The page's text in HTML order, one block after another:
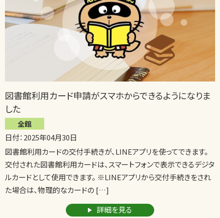
図書館利用カード申請がスマホからできるようになりま
した
全館
日付：2025年04月30日
図書館利用カードの交付手続きが、LINEアプリを使ってできます。
交付された図書館利用カードは、スマートフォンで表示できるデジタ
ルカードとして使用できます。 ※LINEアプリから交付手続きをされ
た場合は、物理的なカードの […]
詳細を見る